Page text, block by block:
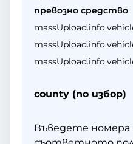
превозно средство
county (по избор)
Въведете номера